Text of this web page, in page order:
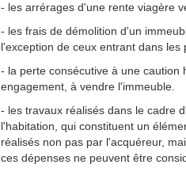
- les arrérages d'une rente viagère
- les frais de démolition d'un
l'exception de ceux entrant dans
- la perte consécutive à une
engagement, à vendre l'immeuble.
- les travaux réalisés dans le cadre
l'habitation, qui constituent un
réalisés non pas par l'acquéreur,
ces dépenses ne peuvent être